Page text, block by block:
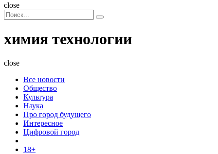
Поиск
close
Search
for:
Поиск
химия технологии
close
Все новости
Общество
Культура
Наука
Про город будущего
Интересное
Цифровой город
18+